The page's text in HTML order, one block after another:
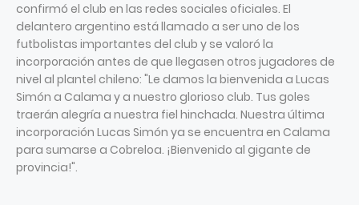
confirmó el club en las redes sociales oficiales. El
delantero argentino está llamado a ser uno de los
futbolistas importantes del club y se valoró la
incorporación antes de que llegasen otros jugadores de
nivel al plantel chileno: "Le damos la bienvenida a Lucas
Simón a Calama y a nuestro glorioso club. Tus goles
traerán alegría a nuestra fiel hinchada. Nuestra última
incorporación Lucas Simón ya se encuentra en Calama
para sumarse a Cobreloa. ¡Bienvenido al gigante de
provincia!".